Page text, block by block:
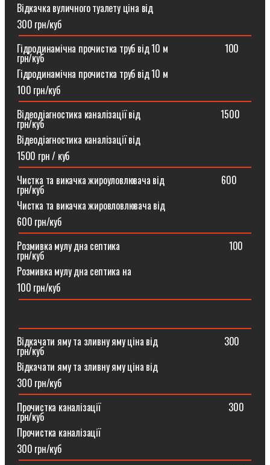
Відкачка вуличного туалету ціна від
300 грн/куб
Гідродинамічна прочистка труб від 10 м⠀⠀⠀⠀⠀⠀⠀⠀100
грн/куб
Гідродинамічна прочистка труб від 10 м
100 грн/куб
Відеодіагностика каналізації від ⠀⠀⠀⠀⠀⠀⠀⠀⠀⠀⠀1500
грн/куб
Відеодіагностика каналізації від
1500 грн / куб
Чистка та викачка жироуловлювача від⠀⠀⠀⠀⠀⠀⠀⠀600
грн/куб
Чистка та викачка жировловлювача від
600 грн/куб
Розмивка мулу дна септика ⠀⠀⠀⠀⠀⠀⠀⠀⠀⠀⠀⠀⠀⠀⠀100
грн/куб
Розмивка мулу дна септика на
100 грн/куб
Відкачати яму та зливну яму ціна від ⠀⠀⠀⠀⠀⠀⠀⠀⠀300
грн/куб
Відкачати яму та зливну яму ціна від
300 грн/куб
Прочистка каналізації⠀⠀⠀⠀⠀⠀⠀⠀⠀⠀⠀⠀⠀⠀⠀⠀⠀⠀300
грн/куб
Прочистка каналізації
300 грн/куб